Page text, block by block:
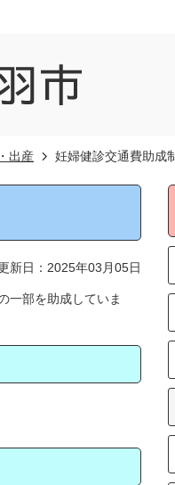
出産 妊婦健診交通費助成
新日：2025年03月05日
一部を助成していま